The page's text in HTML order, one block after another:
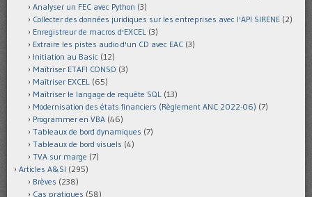
Analyser un FEC avec Python (3)
Collecter des données juridiques sur les entreprises avec l'API SIRENE (2)
Enregistreur de macros d'EXCEL (3)
Extraire les pistes audio d'un CD avec EAC (3)
Initiation au Basic (12)
Maîtriser ETAFI CONSO (3)
Maîtriser EXCEL (65)
Maîtriser le langage de requête SQL (13)
Modernisation des états financiers (Règlement ANC 2022-06) (7)
Programmer en VBA (46)
Tableaux de bord dynamiques (7)
Tableaux de bord visuels (4)
TVA sur marge (7)
Articles A&SI (295)
Brèves (238)
Cas pratiques (58)